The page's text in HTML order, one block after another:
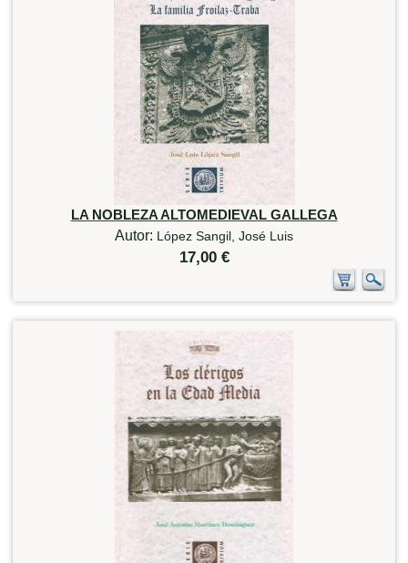
LA NOBLEZA ALTOMEDIEVAL GALLEGA
Autor: López Sangil, José Luis
17,00 €